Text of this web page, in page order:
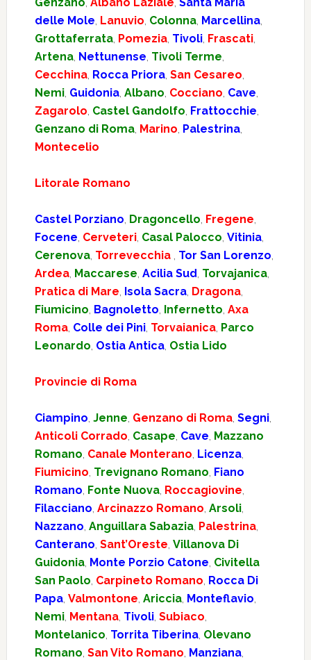
delle Mole, Lanuvio, Colonna, Marcellina,
Grottaferrata, Pomezia, Tivoli, Frascati,
Artena, Nettunense, Tivoli Terme,
Cecchina, Rocca Priora, San Cesareo,
Nemi, Guidonia, Albano, Cocciano, Cave,
Zagarolo, Castel Gandolfo, Frattocchie,
Genzano di Roma, Marino, Palestrina,
Montecelio
Litorale Romano
Castel Porziano, Dragoncello, Fregene,
Focene, Cerveteri, Casal Palocco, Vitinia,
Cerenova, Torrevecchia , Tor San Lorenzo,
Ardea, Maccarese, Acilia Sud, Torvajanica,
Pratica di Mare, Isola Sacra, Dragona,
Fiumicino, Bagnoletto, Infernetto, Axa
Roma, Colle dei Pini, Torvaianica, Parco
Leonardo, Ostia Antica, Ostia Lido
Provincie di Roma
Ciampino, Jenne, Genzano di Roma, Segni,
Anticoli Corrado, Casape, Cave, Mazzano
Romano, Canale Monterano, Licenza,
Fiumicino, Trevignano Romano, Fiano
Romano, Fonte Nuova, Roccagiovine,
Filacciano, Arcinazzo Romano, Arsoli,
Nazzano, Anguillara Sabazia, Palestrina,
Canterano, Sant’Oreste, Villanova Di
Guidonia, Monte Porzio Catone, Civitella
San Paolo, Carpineto Romano, Rocca Di
Papa, Valmontone, Ariccia, Monteflavio,
Nemi, Mentana, Tivoli, Subiaco,
Montelanico, Torrita Tiberina, Olevano
Romano, San Vito Romano, Manziana,